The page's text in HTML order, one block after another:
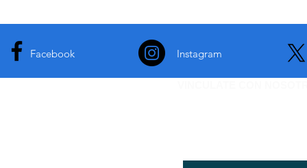
Facebook Instagram